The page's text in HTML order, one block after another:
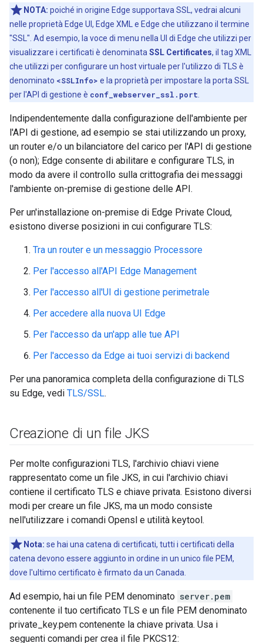
NOTA: poiché in origine Edge supportava SSL, vedrai alcuni
nelle proprietà Edge UI, Edge XML e Edge che utilizzano il termine
"SSL". Ad esempio, la voce di menu nella UI di Edge che utilizzi per
visualizzare i certificati è denominata SSL Certificates, il tag XML
che utilizzi per configurare un host virtuale per l'utilizzo di TLS è
denominato <SSLInfo> e la proprietà per impostare la porta SSL
per l'API di gestione è conf_webserver_ssl.port
Indipendentemente dalla configurazione dell'ambiente per
l'API di gestione, ad esempio se stai utilizzando un proxy,
un router e/o un bilanciatore del carico per l'API di gestione
(o non); Edge consente di abilitare e configurare TLS, in
modo da avere il controllo sulla crittografia dei messaggi
l'ambiente on-premise di gestione delle API.
Per un'installazione on-premise di Edge Private Cloud,
esistono diverse posizioni in cui configurare TLS:
Tra un router e un messaggio Processore
Per l'accesso all'API Edge Management
Per l'accesso all'UI di gestione perimetrale
Per accedere alla nuova UI Edge
Per l'accesso da un'app alle tue API
Per l'accesso da Edge ai tuoi servizi di backend
Per una panoramica completa della configurazione di TLS
su Edge, vedi TLS/SSL.
Creazione di un file JKS
Per molte configurazioni TLS, l'archivio chiavi viene
rappresentato come un file JKS, in cui l'archivio chiavi
contiene il certificato TLS e chiave privata. Esistono diversi
modi per creare un file JKS, ma un modo consiste
nell'utilizzare i comandi Opensl e utilità keytool.
Nota: se hai una catena di certificati, tutti i certificati della
catena devono essere aggiunto in ordine in un unico file PEM,
dove l'ultimo certificato è firmato da un Canada.
Ad esempio, hai un file PEM denominato server.pem
contenente il tuo certificato TLS e un file PEM denominato
private_key.pem contenente la chiave privata. Usa i
seguenti comandi per crea il file PKCS12: